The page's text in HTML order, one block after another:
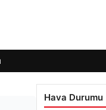
Hava Durumu